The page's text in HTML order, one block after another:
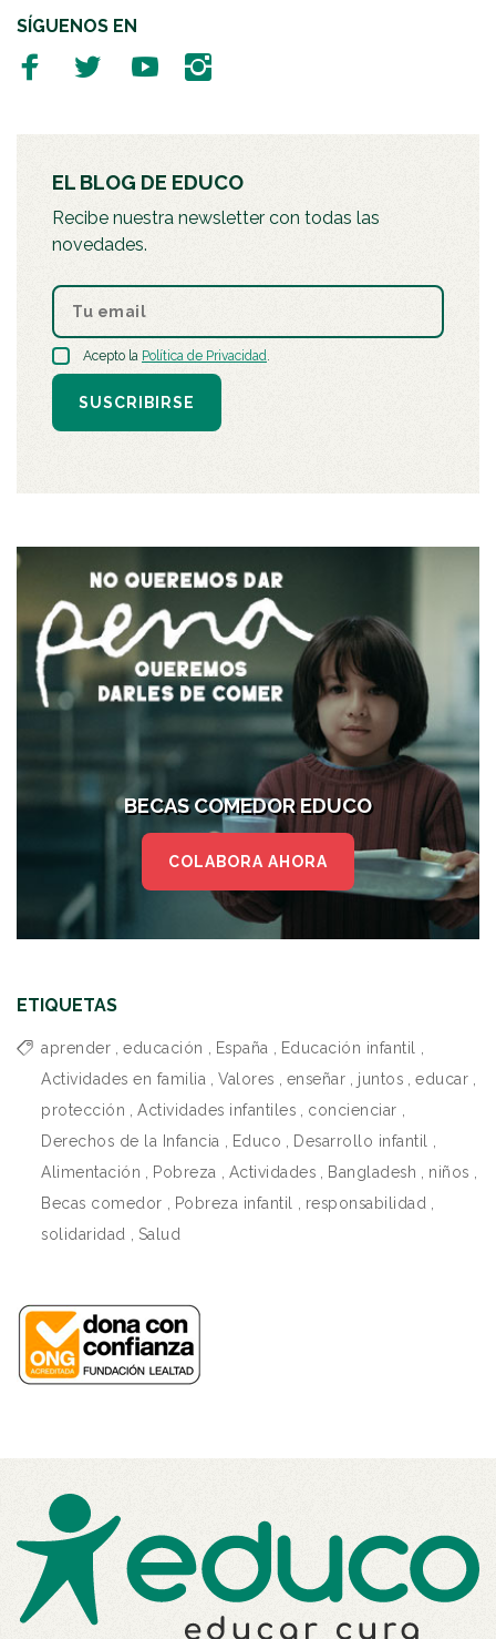
SÍGUENOS EN
EL BLOG DE EDUCO
Recibe nuestra newsletter con todas las
novedades.
Acepto la Política de Privacidad.
SUSCRIBIRSE
BECAS COMEDOR EDUCO
COLABORA AHORA
ETIQUETAS
aprender educación España Educación infantil
Actividades en familia
Valores enseñar juntos educar
protección
Actividades infantiles concienciar
Derechos de la Infancia
Educo Desarrollo infantil
Alimentación
Pobreza Actividades Bangladesh niños
Becas comedor
Pobreza infantil responsabilidad
solidaridad
Salud